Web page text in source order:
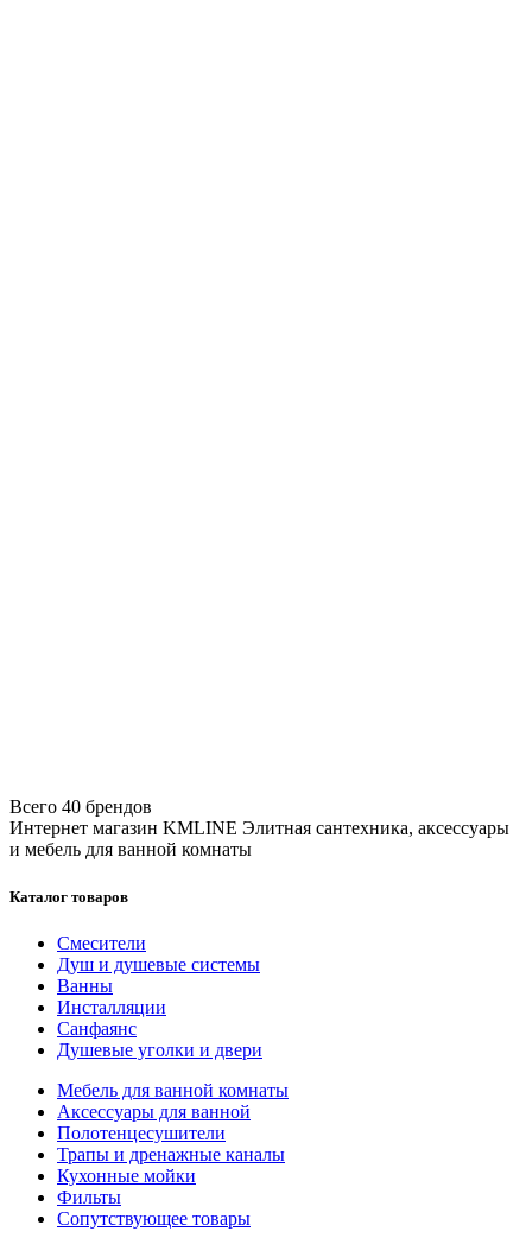
Всего 40 брендов
Интернет магазин KMLINE Элитная сантехника, аксессуары
и мебель для ванной комнаты
Каталог товаров
Смесители
Душ и душевые системы
Ванны
Инсталляции
Санфаянс
Душевые уголки и двери
Мебель для ванной комнаты
Аксессуары для ванной
Полотенцесушители
Трапы и дренажные каналы
Кухонные мойки
Фильты
Сопутствующее товары